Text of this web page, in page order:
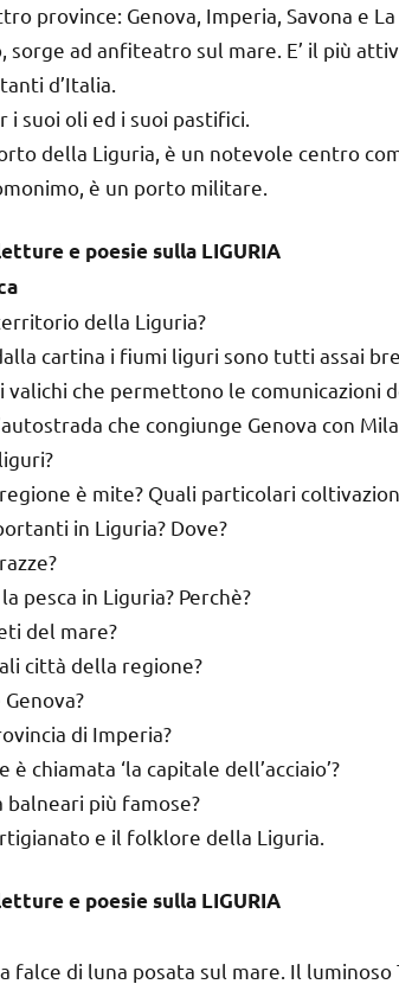
province: Genova, Imperia, Savona e La
sorge ad anfiteatro sul mare. E’ il più
d’Italia.
i suoi oli ed i suoi pastifici.
della Liguria, è un notevole centro
è un porto militare.
e poesie sulla LIGURIA
della Liguria?
cartina i fiumi liguri sono tutti assai
valichi che permettono le comunicazioni
che congiunge Genova con
è mite? Quali particolari
in Liguria? Dove?
pesca in Liguria? Perchè?
del mare?
città della regione?
di Imperia?
chiamata ‘la capitale dell’acciaio’?
più famose?
e il folklore della Liguria.
e poesie sulla LIGURIA
falce di luna posata sul mare. Il